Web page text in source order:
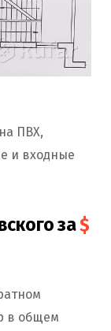
ПВХ,
и входные
за$
в общем